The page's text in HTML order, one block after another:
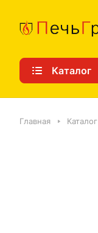
Каталог
Главная Каталог